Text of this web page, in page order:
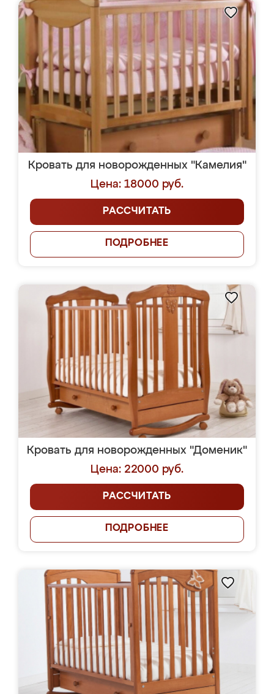
Кровать для новорожденных "Камелия"
Цена: 18000 руб.
РАССЧИТАТЬ
ПОДРОБНЕЕ
Кровать для новорожденных "Доменик"
Цена: 22000 руб.
РАССЧИТАТЬ
ПОДРОБНЕЕ